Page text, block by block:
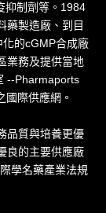
抑制劑等。1984
藥製造廠、到目
的cGMP合成廠
業務及提供當地
--Pharmaports
國際供應網。
品質與培養更優
良的主要供應廠
學名藥產業法規